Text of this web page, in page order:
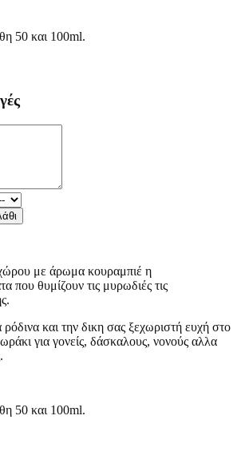
50 και 100ml.
με άρωμα κουραμπιέ η
που θυμίζουν τις μυρωδιές τις
και την δικη σας ξεχωριστή ευχή στο
για γονείς, δάσκαλους, νονούς αλλα
50 και 100ml.